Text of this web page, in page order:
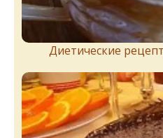
Диетические